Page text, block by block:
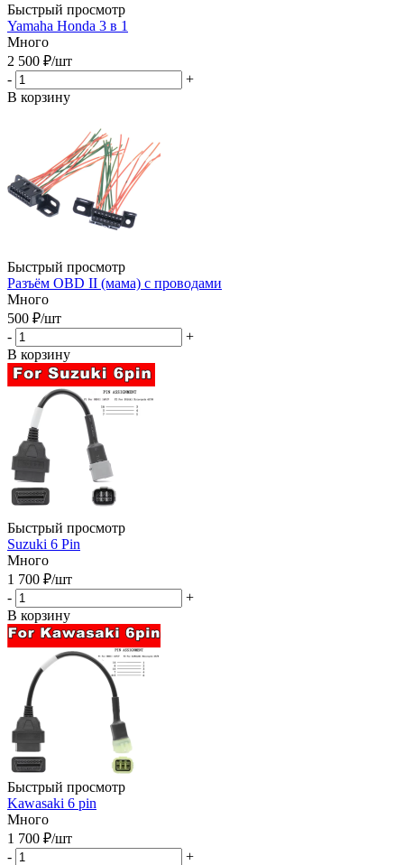
Быстрый просмотр
Yamaha Honda 3 в 1
Много
2 500 ₽/шт
-
+
В корзину
Быстрый просмотр
Разъём OBD II (мама) с проводами
Много
500 ₽/шт
-
+
В корзину
Быстрый просмотр
Suzuki 6 Pin
Много
1 700 ₽/шт
-
+
В корзину
Быстрый просмотр
Kawasaki 6 pin
Много
1 700 ₽/шт
-
+